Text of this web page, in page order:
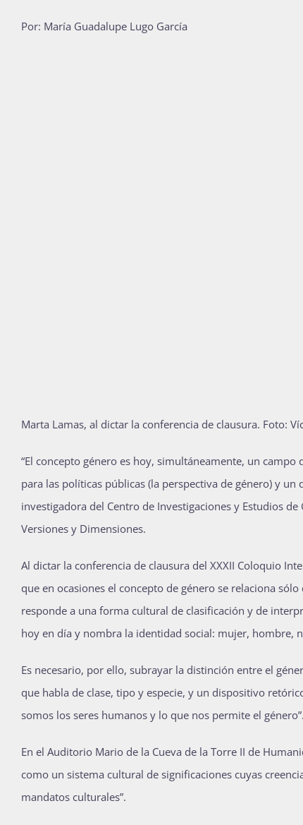
Por: María Guadalupe Lugo García
Marta Lamas, al dictar la conferencia de clausura. Foto:
“El concepto género es hoy, simultáneamente, un
para las políticas públicas (la perspectiva de género) y
investigadora del Centro de Investigaciones y Estudios
Versiones y Dimensiones.
Al dictar la conferencia de clausura del XXXII Coloquio
que en ocasiones el concepto de género se relaciona
responde a una forma cultural de clasificación y de
hoy en día y nombra la identidad social: mujer, hombre,
Es necesario, por ello, subrayar la distinción entre el
que habla de clase, tipo y especie, y un dispositivo
somos los seres humanos y lo que nos permite el género”.
En el Auditorio Mario de la Cueva de la Torre II de
como un sistema cultural de significaciones cuyas
mandatos culturales”.